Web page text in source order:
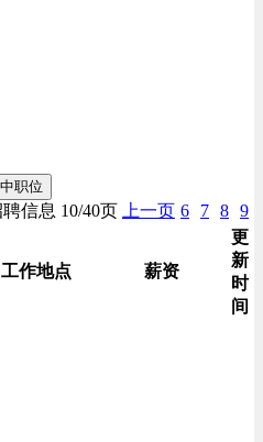
职位
信息 10/40页 上一页 6 7 8 9
工作地点 薪资
更
新
时
间